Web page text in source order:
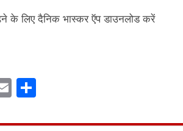
के लिए दैनिक भास्कर ऍप डाउनलोड करें
E
ai
S
ar